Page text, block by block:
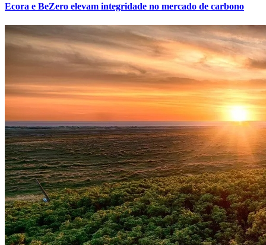
Botafogo
Ecora e BeZero elevam integridade no mercado de carbono